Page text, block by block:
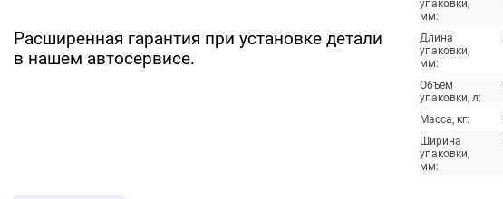
Расширенная гарантия при установке детали
в нашем автосервисе.
упаковки,
мм:
Длина
упаковки,
мм:
Объем
упаковки, л:
Масса, кг:
Ширина
упаковки,
мм: